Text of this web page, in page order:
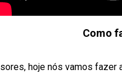
Como
hoje nós vamos fazer